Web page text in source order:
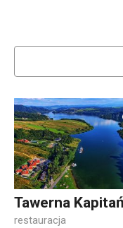
Tawerna
restauracja